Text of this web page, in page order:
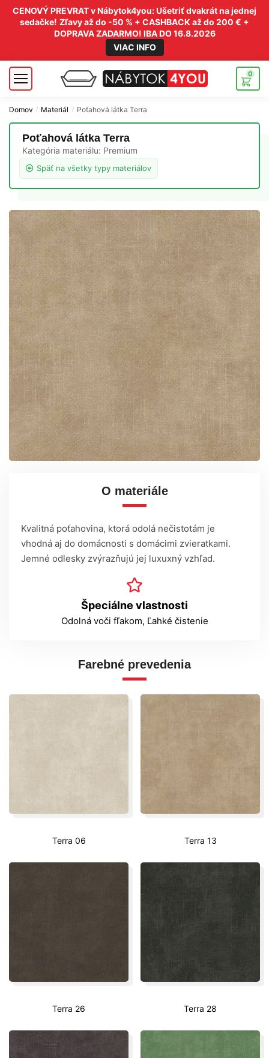
CENOVÝ PREVRAT v Nábytok4you: Ušetriť dvakrát na jednej
sedačke! Zľavy až do -50 % + CASHBACK až do 200 € +
DOPRAVA ZADARMO! IBA DO 16.8.2026
VIAC INFO
0
Domov / Materiál / Poťahová látka Terra
Poťahová látka Terra
Kategória materiálu: Premium
Späť na všetky typy materiálov
O materiále
Kvalitná poťahovina, ktorá odolá nečistotám je
vhodná aj do domácnosti s domácimi zvieratkami.
Jemné odlesky zvýrazňujú jej luxuxný vzhľad.
Špeciálne vlastnosti
Odolná voči fľakom, Ľahké čistenie
Farebné prevedenia
Terra 06 Terra 13
Terra 26 Terra 28